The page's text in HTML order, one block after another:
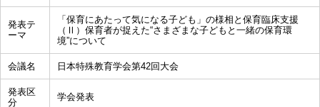
発表テ
ーマ
「保育にあたって気になる子ども」の様相と保育臨床支援
（Ⅱ）保育者が捉えた“さまざまな子どもと一緒の保育環
境”について
会議名 日本特殊教育学会第42回大会
発表区
分
学会発表